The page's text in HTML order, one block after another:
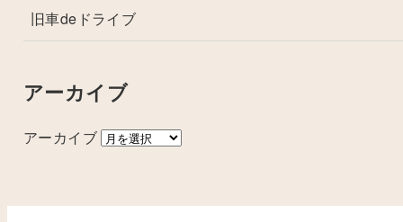
旧車deドライブ
アーカイブ
アーカイブ